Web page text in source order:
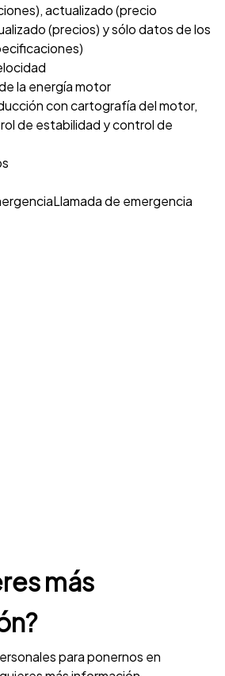
actualizado (precio
(precios) y sólo datos de los
la energía motor
con cartografía del motor,
de estabilidad y control de
de emergencia
más
para ponernos en